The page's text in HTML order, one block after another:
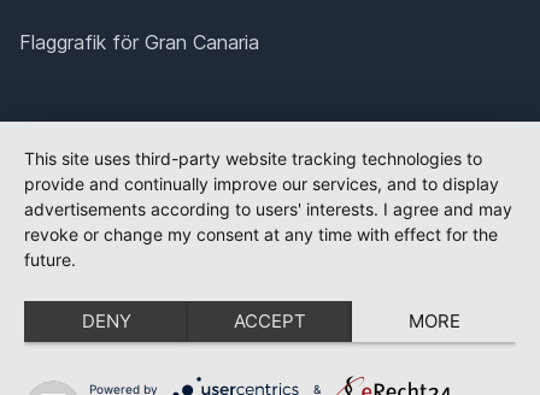
Flaggrafik för Gran Canaria
This site uses third-party website tracking technologies to
provide and continually improve our services, and to display
advertisements according to users' interests. I agree and may
revoke or change my consent at any time with effect for the
future.
DENY ACCEPT MORE
Powered by &